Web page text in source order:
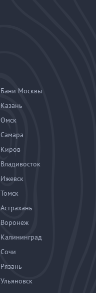
Бани Москвы
Казань
Омск
Самара
Киров
Владивосток
Ижевск
Томск
Астрахань
Воронеж
Калининград
Сочи
Рязань
Ульяновск